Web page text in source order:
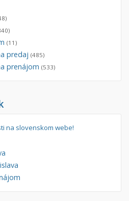
(11)
predaj (485)
prenájom (533)
na slovenskom webe!